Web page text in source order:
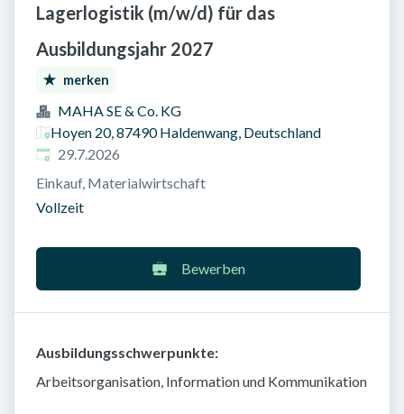
Lagerlogistik (m/w/d) für das
Ausbildungsjahr 2027
merken
MAHA SE & Co. KG
Hoyen 20, 87490 Haldenwang, Deutschland
Veröffentlicht am
29.7.2026
Einkauf, Materialwirtschaft
Vollzeit
Bewerben
Ausbildungsschwerpunkte:
Arbeitsorganisation, Information und Kommunikation